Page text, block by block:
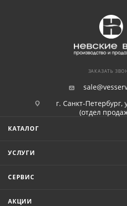
ЗАКАЗАТЬ
г. Санкт-Петербург,
(отдел
КАТАЛОГ
УСЛУГИ
СЕРВИС
АКЦИИ